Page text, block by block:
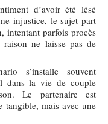
d’avoir été lésé
injustice, le sujet part
intentant parfois procès
ne laisse pas de
s’installe souvent
dans la vie de couple
Le partenaire est
tangible, mais avec une